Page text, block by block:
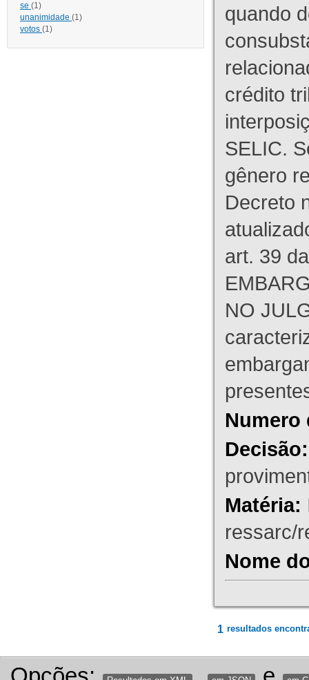
se (1)
unanimidade (1)
votos (1)
quando
crédito
SELIC.
gênero
Decreto
art. 39
NO
Numero
Decisão:
Matéria:
ressarc/
Nome
1 resultados